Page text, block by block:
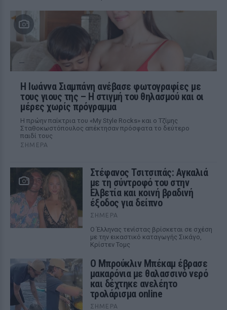
H Ιωάννα Σιαμπάνη ανέβασε φωτογραφίες με
τους γιους της – Η στιγμή του θηλασμού και οι
μέρες χωρίς πρόγραμμα
Η πρώην παίκτρια του «My Style Rocks» και ο Τζίμης
Σταθοκωστόπουλος απέκτησαν πρόσφατα το δεύτερο
παιδί τους
ΣΉΜΕΡΑ
Στέφανος Τσιτσιπάς: Αγκαλιά
με τη σύντροφό του στην
Ελβετία και κοινή βραδινή
έξοδος για δείπνο
ΣΉΜΕΡΑ
Ο Έλληνας τενίστας βρίσκεται σε σχέση
με την εικαστικό καταγωγής Σικάγο,
Κρίστεν Τομς
Ο Μπρούκλιν Μπέκαμ έβρασε
μακαρόνια με θαλασσινό νερό
και δέχτηκε ανελέητο
τρολάρισμα online
ΣΉΜΕΡΑ